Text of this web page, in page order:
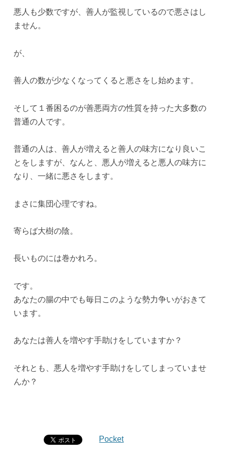
悪人も少数ですが、善人が監視しているので悪さはし
ません。
が、
善人の数が少なくなってくると悪さをし始めます。
そして１番困るのが善悪両方の性質を持った大多数の
普通の人です。
普通の人は、善人が増えると善人の味方になり良いこ
とをしますが、なんと、悪人が増えると悪人の味方に
なり、一緒に悪さをします。
まさに集団心理ですね。
寄らば大樹の陰。
長いものには巻かれろ。
です。
あなたの腸の中でも毎日このような勢力争いがおきて
います。
あなたは善人を増やす手助けをしていますか？
それとも、悪人を増やす手助けをしてしまっていませ
んか？
Pocket